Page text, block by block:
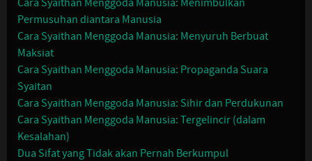
Cara Syaithan Menggoda Manusia: Menimbulkan
Permusuhan diantara Manusia
Cara Syaithan Menggoda Manusia: Menyuruh Berbuat
Maksiat
Cara Syaithan Menggoda Manusia: Propaganda Suara
Syaitan
Cara Syaithan Menggoda Manusia: Sihir dan Perdukunan
Cara Syaithan Menggoda Manusia: Tergelincir (dalam
Kesalahan)
Dua Sifat yang Tidak akan Pernah Berkumpul